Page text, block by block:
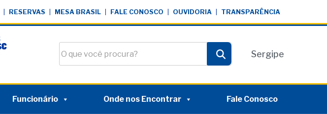
RESERVAS MESA BRASIL FALE CONOSCO OUVIDORIA TRANSPARÊNCIA
Pesquisar
Sergipe
Funcionário Onde nos Encontrar Fale Conosco